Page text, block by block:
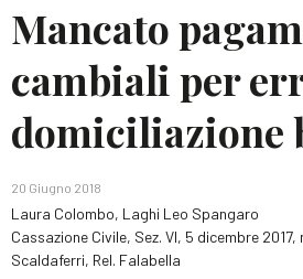
Mancato
cambiali per
domiciliazione
20 Giugno 2018
Laura Colombo, Laghi Leo Spangaro
Cassazione Civile, Sez. VI, 5 dicembre 2017,
Scaldaferri, Rel. Falabella